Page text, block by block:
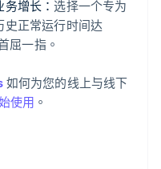
务增长：选择一个专为
史正常运行时间达
屈一指。
如何为您的线上与线下
使用 。